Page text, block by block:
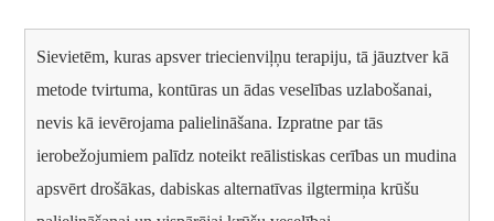
Sievietēm, kuras apsver triecienviļņu terapiju, tā jāuztver kā
metode tvirtuma, kontūras un ādas veselības uzlabošanai,
nevis kā ievērojama palielināšana. Izpratne par tās
ierobežojumiem palīdz noteikt reālistiskas cerības un mudina
apsvērt drošākas, dabiskas alternatīvas ilgtermiņa krūšu